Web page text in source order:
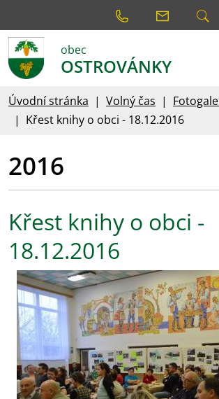
obec
OSTROVÁNKY
Úvodní stránka Volný čas
Křest knihy o obci - 18.12.2016
2016
Křest knihy o obci -
18.12.2016